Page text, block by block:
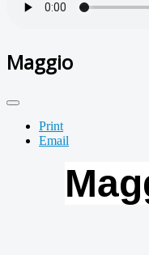
Maggio
Print
Email